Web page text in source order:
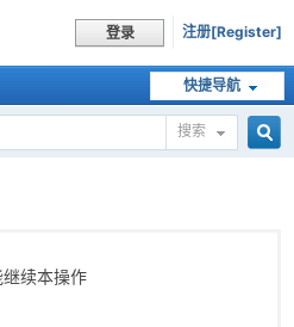
登录 注册[Register]
快捷导航
搜索
续本操作